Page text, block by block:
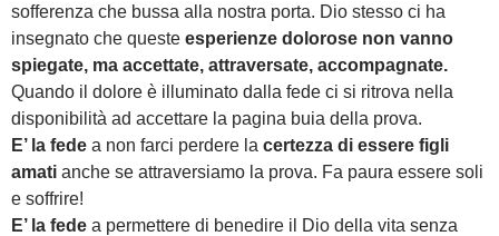
sofferenza che bussa alla nostra porta. Dio stesso ci ha
insegnato che queste esperienze dolorose non vanno
spiegate, ma accettate, attraversate, accompagnate.
Quando il dolore è illuminato dalla fede ci si ritrova nella
disponibilità ad accettare la pagina buia della prova.
E’ la fede a non farci perdere la certezza di essere figli
amati anche se attraversiamo la prova. Fa paura essere soli
e soffrire!
E’ la fede a permettere di benedire il Dio della vita senza